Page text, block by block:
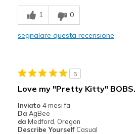
Comfortable
Migliori Utilizzi:
Casual Wear
Feels true to size
View On Shoes
1 0
segnalare questa recensione
5
Love my "Pretty Kitty" BOBS.
Inviato 4 mesi fa
Da AgBee
da Medford, Oregon
Describe Yourself Casual